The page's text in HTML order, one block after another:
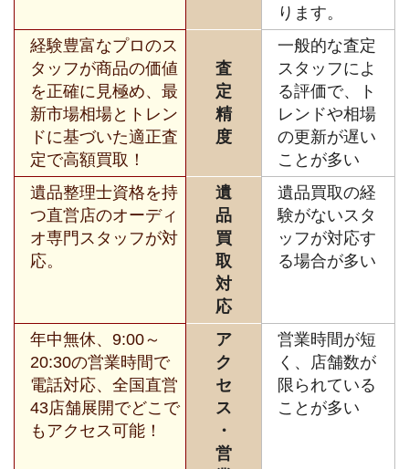
ります。
経験豊富なプロのス
タッフが商品の価値
を正確に見極め、最
新市場相場とトレン
ドに基づいた適正査
定で高額買取！
査
定
精
度
一般的な査定
スタッフによ
る評価で、ト
レンドや相場
の更新が遅い
ことが多い
遺品整理士資格を持
つ直営店のオーディ
オ専門スタッフが対
応。
遺
品
買
取
対
応
遺品買取の経
験がないスタ
ッフが対応す
る場合が多い
年中無休、9:00～
20:30の営業時間で
電話対応、全国直営
43店舗展開でどこで
もアクセス可能！
ア
ク
セ
ス
・
営
営業時間が短
く、店舗数が
限られている
ことが多い